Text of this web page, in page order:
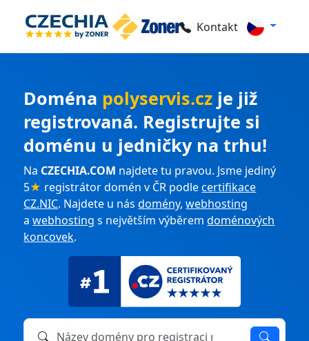
Kontakt
Doména polyservis.cz je již
registrovaná. Registrujte si
doménu u jedničky na trhu!
Na CZECHIA.COM najdete tu pravou. Jsme jediný
5★ registrátor domén v ČR podlecertifikace
CZ.NIC. Najdete u násdomény,webhosting
awebhosting s největším výběremdoménových
koncovek.
Název domény k registraci nebo převodu